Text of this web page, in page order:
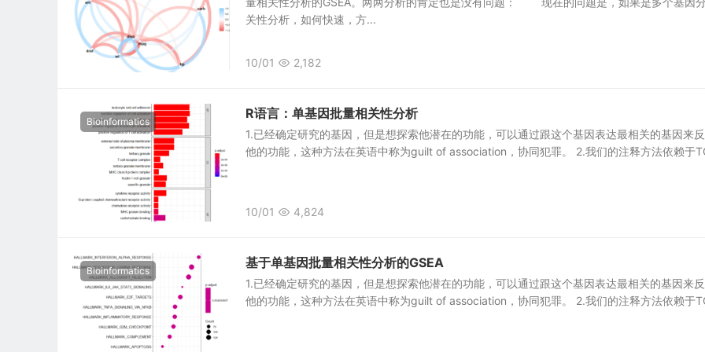
关性分析，如何快速，方...
10/01 2,182
Bioinformatics
R语言：单基因批量相关性分析
1.已经确定研究的基因，但是想探索他潜在的功能，可以通过跟这个基因表达最相关的基因来
他的功能，这种方法在英语中称为guilt of association，协同犯罪。 2.我们的注释方法依赖于
10/01 4,824
Bioinformatics
基于单基因批量相关性分析的GSEA
1.已经确定研究的基因，但是想探索他潜在的功能，可以通过跟这个基因表达最相关的基因来
他的功能，这种方法在英语中称为guilt of association，协同犯罪。 2.我们的注释方法依赖于